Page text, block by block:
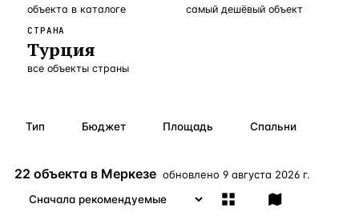
Бангкок —Локация Таиланд · 2
Новороссийск
Стамбул —Локация
ВСЕ НАПРАВЛЕНИЯ →
объекта в каталоге самый дешёвый объект
СТРАНА
Турция
все объекты страны
Тип Бюджет Площадь Спальни
22 объекта в Меркезе обновлено 9 августа 2026 г.